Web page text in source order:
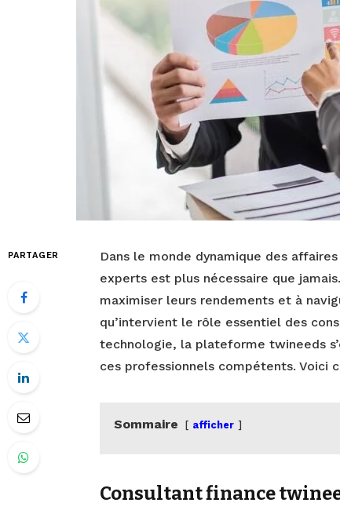
PARTAGER
Dans le monde dynamique des
experts est plus nécessaire que
maximiser leurs rendements et à
qu’intervient le rôle essentiel des
technologie, la plateforme twineeds
ces professionnels compétents. Voici
Sommaire afficher
Consultant finance